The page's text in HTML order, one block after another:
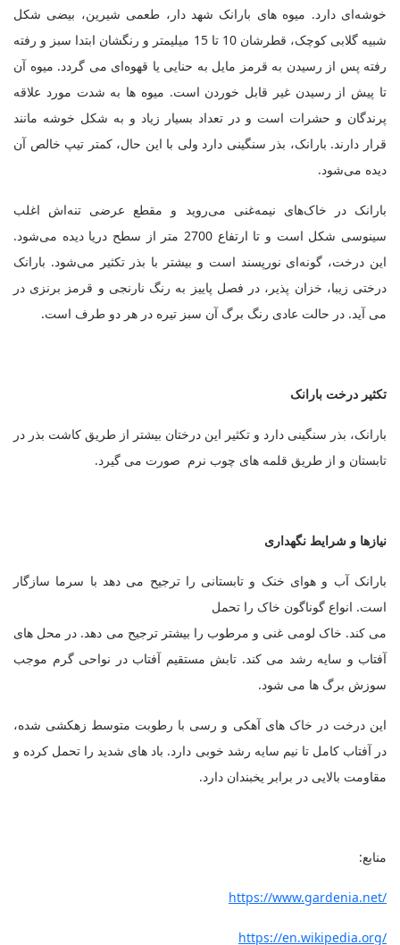
خوشه‌ای دارد. میوه های بارانک شهد دار، طعمی شیرین، بیضی شکل
شبیه گلابی کوچک، قطرشان 10 تا 15 میلیمتر و رنگشان ابتدا سبز و رفته
رفته پس از رسیدن به قرمز مایل به حنایی یا قهوه‌ای می گردد. میوه آن
تا پیش از رسیدن غیر قابل خوردن است. میوه ها به شدت مورد علاقه
پرندگان و حشرات است و در تعداد بسیار زیاد و به شکل خوشه مانند
قرار دارند. بارانک، بذر سنگینی دارد ولی با این حال، کمتر تیپ خالص آن
دیده می‌شود.
بارانک در خاک‌های نیمه‌غنی می‌روید و مقطع عرضی تنه‌اش اغلب
سینوسی شکل است و تا ارتفاع 2700 متر از سطح دریا دیده می‌شود.
این درخت، گونه‌ای نورپسند است و بیشتر با بذر تکثیر می‌شود. بارانک
درختی زیبا، خزان پذیر، در فصل پاییز به رنگ نارنجی و قرمز برنزی در
می آید. در حالت عادی رنگ برگ آن سبز تیره در هر دو طرف است.
تکثیر درخت بارانک
بارانک، بذر سنگینی دارد و تکثیر این درختان بیشتر از طریق کاشت بذر در
تابستان و از طریق قلمه های چوب نرم صورت می گیرد.
نیازها و شرایط نگهداری
بارانک آب و هوای خنک و تابستانی را ترجیح می دهد با سرما سازگار
است. انواع گوناگون خاک را تحمل
می کند. خاک لومی غنی و مرطوب را بیشتر ترجیح می دهد. در محل های
آفتاب و سایه رشد می کند. تابش مستقیم آفتاب در نواحی گرم موجب
سوزش برگ ها می شود.
این درخت در خاک های آهکی و رسی با رطوبت متوسط زهکشی شده،
در آفتاب کامل تا نیم سایه رشد خوبی دارد. باد های شدید را تحمل کرده و
مقاومت بالایی در برابر یخبندان دارد.
منابع:
https://www.gardenia.net/
https://en.wikipedia.org/